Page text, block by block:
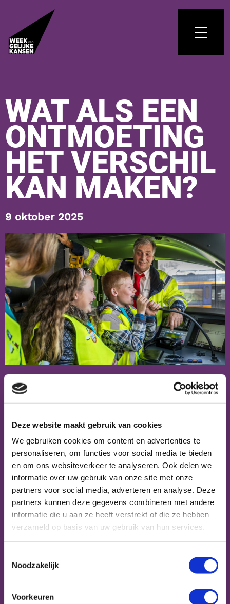
Deze website maakt gebruik van cookies
We gebruiken cookies om content en advertenties te
personaliseren, om functies voor social media te bieden
en om ons websiteverkeer te analyseren. Ook delen we
informatie over uw gebruik van onze site met onze
partners voor social media, adverteren en analyse. Deze
partners kunnen deze gegevens combineren met andere
informatie die u aan ze heeft verstrekt of die ze hebben
verzameld op basis van uw gebruik van hun services.
Noodzakelijk
Voorkeuren
WAT ALS EEN
ONTMOETING
HET VERSCHIL
KAN MAKEN?
9 oktober 2025
In aanloop naar de Week van Gelijke
Kansen 2025 organiserenJINC Brabant-
AfenOntdekstation 013op 30 oktober
samen het netwerkevent De Wereld van
Werken.Wat zijn de mogelijkheden om
eventueel samen te werken?
De kracht van 013 – Wie geef jij een kans?
Wat als een ontmoeting het verschil kan
maken? Op 30 oktober ontdek je het. Tijdens
bedrijven en overheid elkaar om de kracht
versterken.